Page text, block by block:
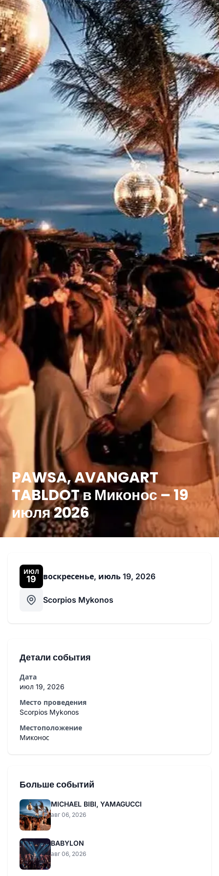
PAWSA, AVANGART
TABLDOT в Миконос – 19
июля 2026
ИЮЛ
19 воскресенье, июль 19, 2026
Scorpios Mykonos
Детали события
Дата
июл 19, 2026
Место проведения
Scorpios Mykonos
Местоположение
Миконос
Больше событий
MICHAEL BIBI, YAMAGUCCI
авг 06, 2026
BABYLON
авг 06, 2026